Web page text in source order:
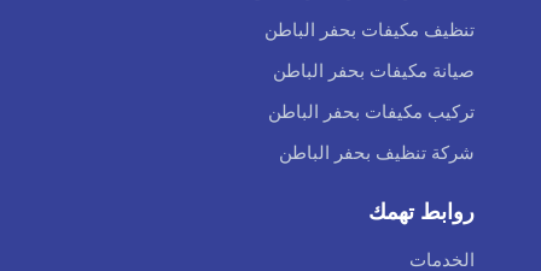
تنظيف مكيفات بحفر الباطن
صيانة مكيفات بحفر الباطن
تركيب مكيفات بحفر الباطن
شركة تنظيف بحفر الباطن
روابط تهمك
الخدمات